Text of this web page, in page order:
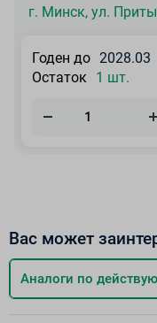
г. Минск, ул.
Годен до 2028.03
Остаток
1 шт.
Вас может
Аналоги по